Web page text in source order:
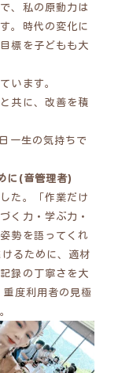
、私の原動力は
。時代の変化に
標を子どもも大
います。
共に、改善を積
一生の気持ちで
に(音管理者)
た。「作業だけ
く力・学ぶ力・
勢を語ってくれ
るために、適材
録の丁寧さを大
度利用者の見極